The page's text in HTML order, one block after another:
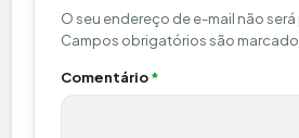
O seu endereço de e-mail não
Campos obrigatórios são
Comentário*